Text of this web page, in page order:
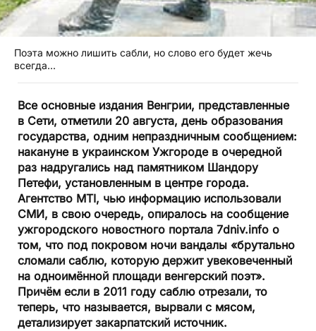
Поэта можно лишить сабли, но слово его будет жечь
всегда...
Все основные издания Венгрии, представленные
в Сети, отметили 20 августа, день образования
государства, одним непраздничным сообщением:
накануне в украинском Ужгороде в очередной
раз надругались над памятником Шандору
Петефи, установленным в центре города.
Агентство MTI, чью информацию использовали
СМИ, в свою очередь, опиралось на сообщение
ужгородского новостного портала 7dniv.info о
том, что под покровом ночи вандалы «брутально
сломали саблю, которую держит увековеченный
на одноимённой площади венгерский поэт».
Причём если в 2011 году саблю отрезали, то
теперь, что называется, вырвали с мясом,
детализирует закарпатский источник.